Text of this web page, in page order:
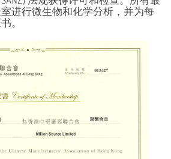
进行微生物和化学分析，并为每
。